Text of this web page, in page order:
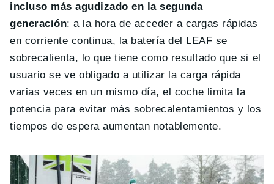
incluso más agudizado en la segunda
generación: a la hora de acceder a cargas rápidas
en corriente continua, la batería del LEAF se
sobrecalienta, lo que tiene como resultado que si el
usuario se ve obligado a utilizar la carga rápida
varias veces en un mismo día, el coche limita la
potencia para evitar más sobrecalentamientos y los
tiempos de espera aumentan notablemente.